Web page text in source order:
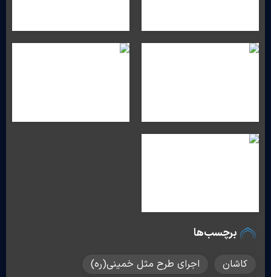
برچسب‌ها
کاشان
اجرای طرح مثل خمینی(ره)